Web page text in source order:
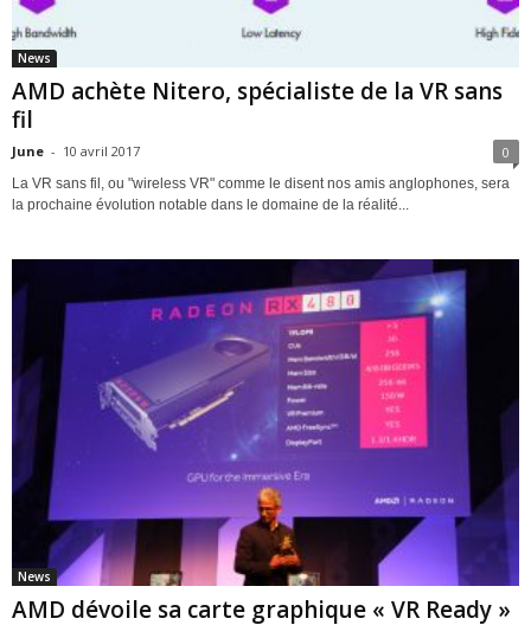
News
AMD achète Nitero, spécialiste de la VR sans
fil
June - 10 avril 2017 0
La VR sans fil, ou "wireless VR" comme le disent nos amis anglophones, sera
la prochaine évolution notable dans le domaine de la réalité...
News
AMD dévoile sa carte graphique « VR Ready »